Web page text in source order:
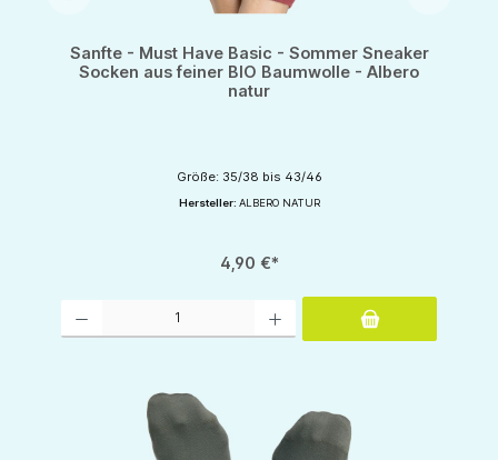
Sanfte - Must Have Basic - Sommer Sneaker
Socken aus feiner BIO Baumwolle - Albero
natur
Größe: 35/38 bis 43/46
Hersteller: ALBERO NATUR
4,90 €*